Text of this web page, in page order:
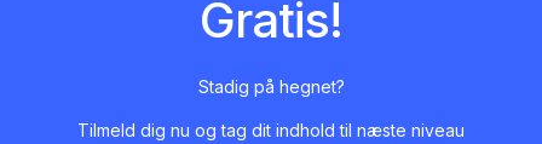
Gratis!
Stadig på hegnet?
Tilmeld dig nu og tag dit indhold til næste niveau